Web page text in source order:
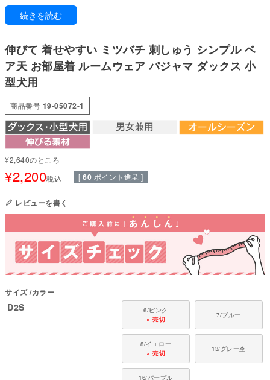
ぽっちゃり体型でもしっかりフィット。
驚くほど伸縮性が高く、体にやさしく寄り添います。締めつけ感がなく快適
ベア天竺は、綿とポリウレタンを混合することで優れた伸縮性を持ち、体に
フィットする特長があります。
この高いストレッチ性により、ワンちゃんのストレスを軽くします。
動きやすさと快適な着用感を実現するため、伸縮性にこだわった素材を厳選
●本体：40ベア天竺(綿94%・ポリウレタン6%)
●部分使い：40スパンテレコ(綿95%・ポリウレタン5%)
●日本製：MADE IN JAPAN
●伸縮性(5段階)：5
●厚さ(5段階)：2
●お洗濯について：手洗い又は、洗濯ネットを使用。アイロンは、当て布を
して中温。 ファスナー・ボタン・面テープがある商品は、しっかり止めた状
国内の縫製工場と連携して、一つひとつ丁寧に仕上げています。心地よい着
心地をお楽しみください。
対象犬種
カニンヘン・ミニチュアダックス、ダックスフンド、シーズー、チワワ、パ
ピヨン、ポメラニアン、マルチーズ、トイプードル、ミニチュアシュナウザ
ー、ヨークシャーテリアなど
続きを読む
伸びて 着せやすい ミツバチ 刺しゅう シンプル ベ
ア天 お部屋着 ルームウェア パジャマ ダックス 小
型犬用
商品番号 19-05072-1
¥2,640のところ
¥2,200税込 [ 60 ポイント進呈 ]
レビューを書く
サイズ カラー
D2S
6/ピンク
× 売切
7/ブルー
8/イエロー
× 売切
13/グレー杢
16/パープル